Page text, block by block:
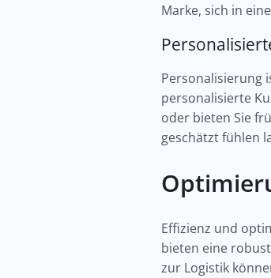
Marke, sich in
Personalisierung
personalisierte
oder bieten Sie
geschätzt fühlen
Effizienz und
bieten eine
zur Logistik